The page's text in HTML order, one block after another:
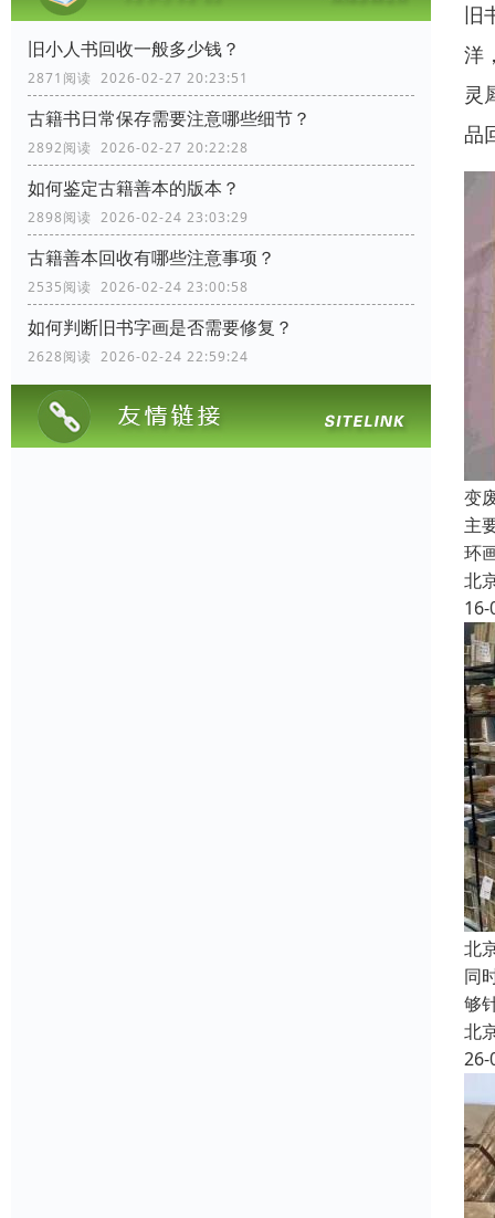
旧小人书回收一般多少钱？
2871阅读 2026-02-27 20:23:51
古籍书日常保存需要注意哪些细节？
2892阅读 2026-02-27 20:22:28
如何鉴定古籍善本的版本？
2898阅读 2026-02-24 23:03:29
古籍善本回收有哪些注意事项？
2535阅读 2026-02-24 23:00:58
如何判断旧书字画是否需要修复？
2628阅读 2026-02-24 22:59:24
旧
洋
灵
品
变
主
环
北
16-
北
同
够
北
26-